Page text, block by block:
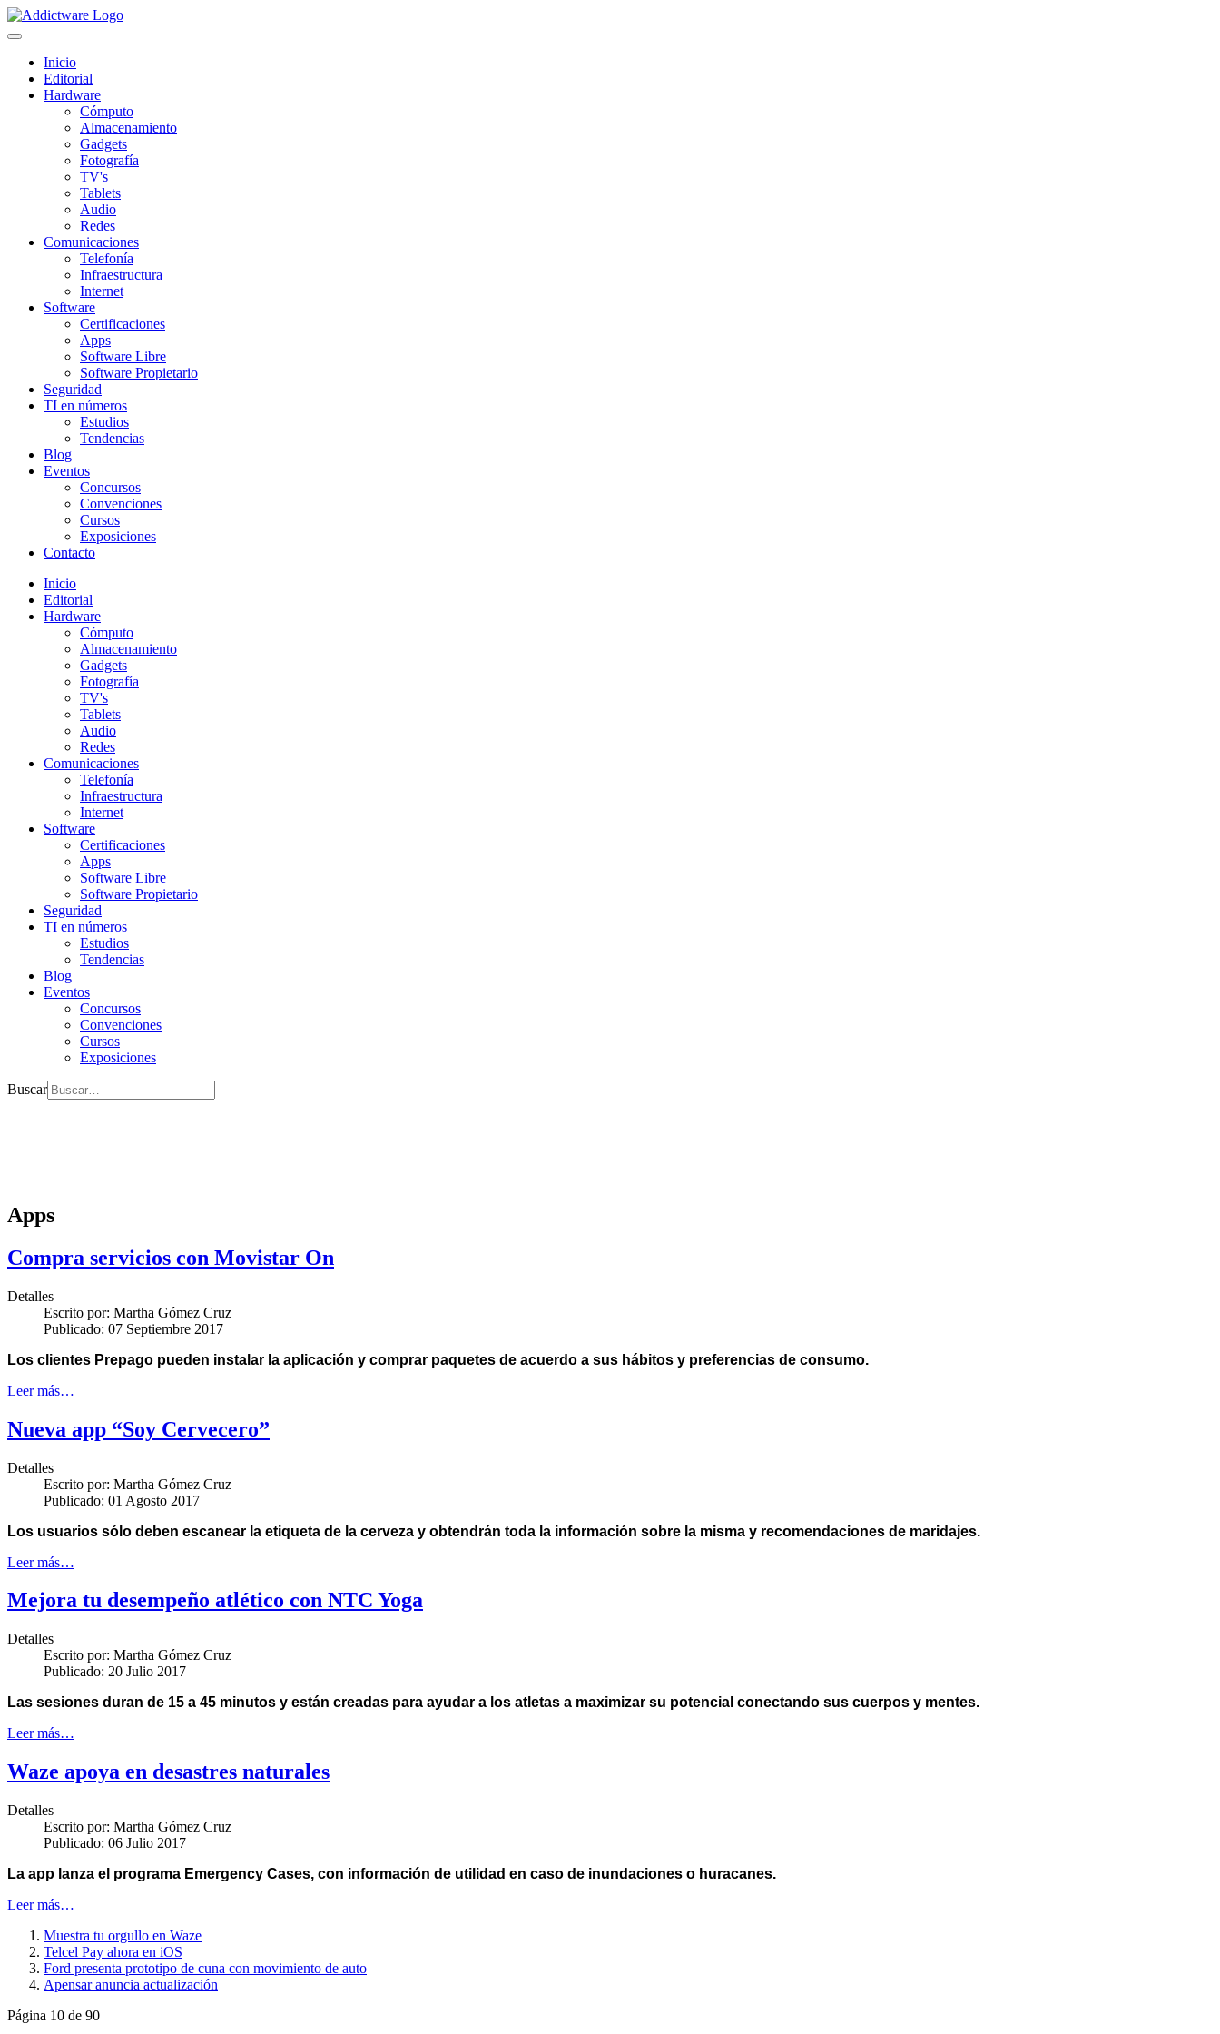
Inicio
Editorial
Hardware
Cómputo
Almacenamiento
Gadgets
Fotografía
TV's
Tablets
Audio
Redes
Comunicaciones
Telefonía
Infraestructura
Internet
Software
Certificaciones
Apps
Software Libre
Software Propietario
Seguridad
TI en números
Estudios
Tendencias
Blog
Eventos
Concursos
Convenciones
Cursos
Exposiciones
Contacto
Inicio
Editorial
Hardware
Cómputo
Almacenamiento
Gadgets
Fotografía
TV's
Tablets
Audio
Redes
Comunicaciones
Telefonía
Infraestructura
Internet
Software
Certificaciones
Apps
Software Libre
Software Propietario
Seguridad
TI en números
Estudios
Tendencias
Blog
Eventos
Concursos
Convenciones
Cursos
Exposiciones
Buscar
Apps
Compra servicios con Movistar On
Detalles
Escrito por: Martha Gómez Cruz
Publicado: 07 Septiembre 2017
Los clientes Prepago pueden instalar la aplicación y comprar paquetes de acuerdo a sus hábitos y preferencias de consumo.
Leer más…
Nueva app “Soy Cervecero”
Detalles
Escrito por: Martha Gómez Cruz
Publicado: 01 Agosto 2017
Los usuarios sólo deben escanear la etiqueta de la cerveza y obtendrán toda la información sobre la misma y recomendaciones de maridajes.
Leer más…
Mejora tu desempeño atlético con NTC Yoga
Detalles
Escrito por: Martha Gómez Cruz
Publicado: 20 Julio 2017
Las sesiones duran de 15 a 45 minutos y están creadas para ayudar a los atletas a maximizar su potencial conectando sus cuerpos y mentes.
Leer más…
Waze apoya en desastres naturales
Detalles
Escrito por: Martha Gómez Cruz
Publicado: 06 Julio 2017
La app lanza el programa Emergency Cases, con información de utilidad en caso de inundaciones o huracanes.
Leer más…
Muestra tu orgullo en Waze
Telcel Pay ahora en iOS
Ford presenta prototipo de cuna con movimiento de auto
Apensar anuncia actualización
Página 10 de 90